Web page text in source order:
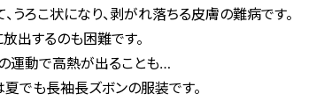
ろこ状になり、剥がれ落ちる皮膚の難病です。
出するのも困難です。
運動で高熱が出ることも…
でも長袖長ズボンの服装です。